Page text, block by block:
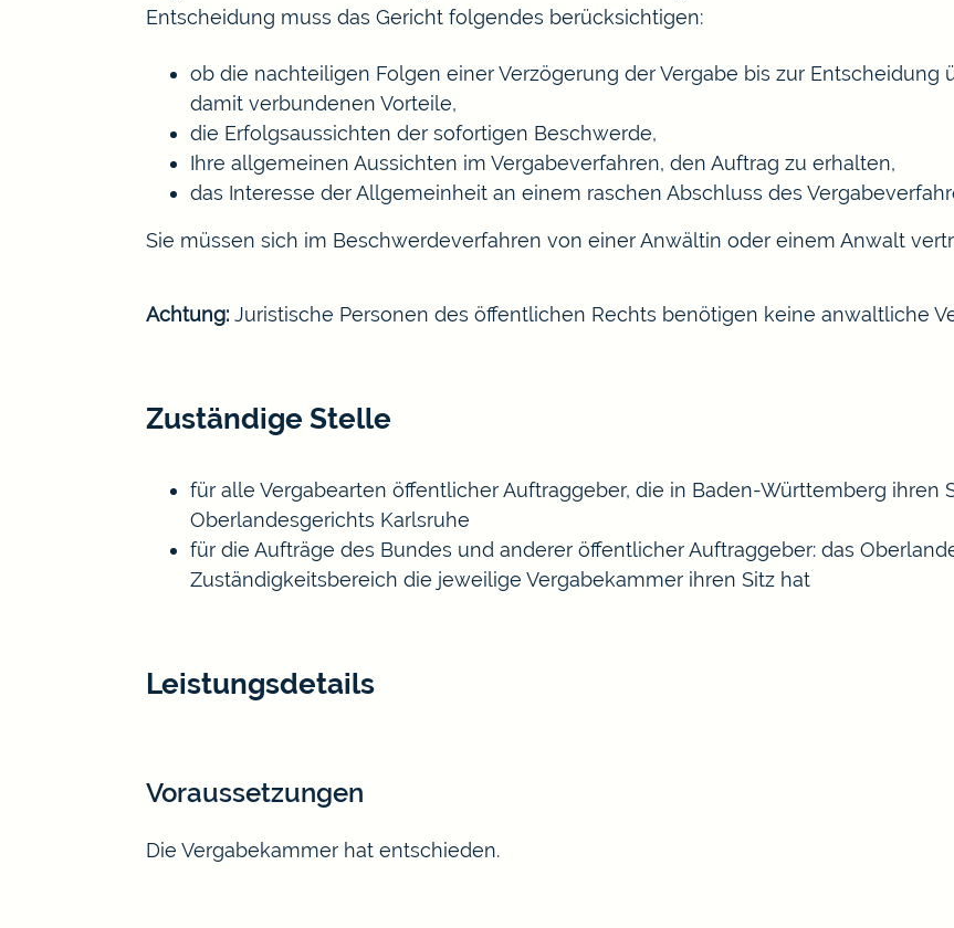
Entscheidung muss das Gericht folgendes berücksichtigen:
ob die nachteiligen Folgen einer Verzögerung der Vergabe bis zur Entscheidung
damit verbundenen Vorteile,
die Erfolgsaussichten der sofortigen Beschwerde,
Ihre allgemeinen Aussichten im Vergabeverfahren, den Auftrag zu erhalten,
das Interesse der Allgemeinheit an einem raschen Abschluss des
Sie müssen sich im Beschwerdeverfahren von einer Anwältin oder einem Anwalt
Achtung: Juristische Personen des öffentlichen Rechts benötigen keine anwaltliche
Zuständige Stelle
für alle Vergabearten öffentlicher Auftraggeber, die in Baden-Württemberg ihren
Oberlandesgerichts Karlsruhe
für die Aufträge des Bundes und anderer öffentlicher Auftraggeber: das
Zuständigkeitsbereich die jeweilige Vergabekammer ihren Sitz hat
Leistungsdetails
Voraussetzungen
Die Vergabekammer hat entschieden.